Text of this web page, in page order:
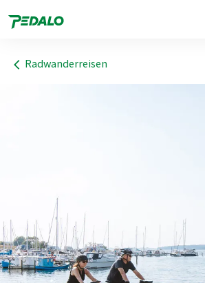
1
Radwanderreisen